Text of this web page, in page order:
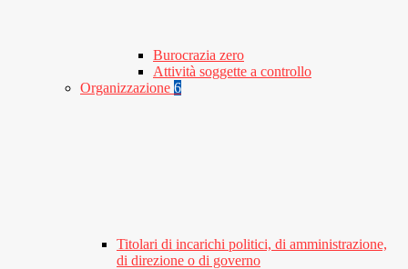
Burocrazia zero
Attività soggette a controllo
Organizzazione 6
Titolari di incarichi politici, di amministrazione,
di direzione o di governo